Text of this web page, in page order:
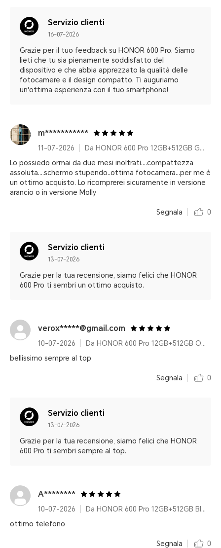
Servizio clienti
16-07-2026
Grazie per il tuo feedback su HONOR 600 Pro. Siamo
lieti che tu sia pienamente soddisfatto del
dispositivo e che abbia apprezzato la qualità delle
fotocamere e il design compatto. Ti auguriamo
un'ottima esperienza con il tuo smartphone!
m***********
11-07-2026
Da HONOR 600 Pro 12GB+512GB Golden White
Lo possiedo ormai da due mesi inoltrati....compattezza
assoluta....schermo stupendo..ottima fotocamera...per me è
un ottimo acquisto. Lo ricomprerei sicuramente in versione
arancio o in versione Molly
Segnala 0
Servizio clienti
13-07-2026
Grazie per la tua recensione, siamo felici che HONOR
600 Pro ti sembri un ottimo acquisto.
verox*****@gmail.com
10-07-2026
Da HONOR 600 Pro 12GB+512GB Orange
bellissimo sempre al top
Segnala 0
Servizio clienti
13-07-2026
Grazie per la tua recensione, siamo felici che HONOR
600 Pro ti sembri sempre al top.
A********
10-07-2026
Da HONOR 600 Pro 12GB+512GB Black Pacchetto
ottimo telefono
Segnala 0